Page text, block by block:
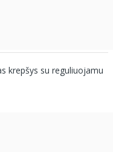
krepšys su reguliuojamu